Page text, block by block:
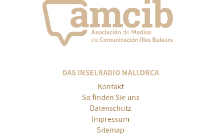
DAS INSELRADIO MALLORCA
Kontakt
So finden Sie uns
Datenschutz
Impressum
Sitemap